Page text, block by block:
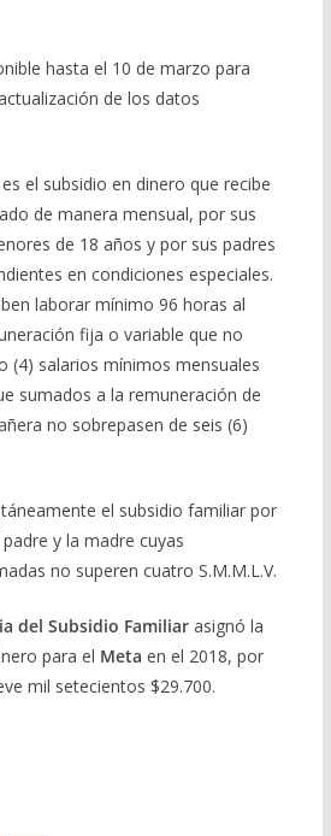
hasta el 10 de marzo para
de los datos
el subsidio en dinero que recibe
de manera mensual, por sus
de 18 años y por sus padres
en condiciones especiales.
laborar mínimo 96 horas al
fija o variable que no
(4) salarios mínimos mensuales
sumados a la remuneración de
no sobrepasen de seis (6)
el subsidio familiar por
y la madre cuyas
no superen cuatro S.M.M.L.V.
del Subsidio Familiarasignó la
para el Meta en el 2018, por
mil setecientos $29.700.